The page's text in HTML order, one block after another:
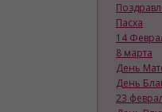
Пасха
14
8 марта
День
День
23